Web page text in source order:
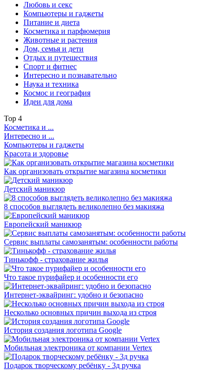
Любовь и секс
Компьютеры и гаджеты
Питание и диета
Косметика и парфюмерия
Животные и растения
Дом, семья и дети
Отдых и путешествия
Спорт и фитнес
Интересно и познавательно
Наука и техника
Космос и география
Идеи для дома
Top 4
Косметика и ...
Интересно и ...
Компьютеры и гаджеты
Красота и здоровье
Как организовать открытие магазина косметики
Детский маникюр
8 способов выглядеть великолепно без макияжа
Европейский маникюр
Сервис выплаты самозанятым: особенности работы
Тинькофф - страхование жилья
Что такое пурифайер и особенности его
Интернет-эквайринг: удобно и безопасно
Несколько основных причин выхода из строя
История создания логотипа Google
Мобильная электроника от компании Vertex
Подарок творческому ребёнку - 3д ручка